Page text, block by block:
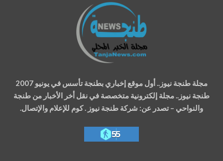
مجلة طنجة نيوز.. أول موقع إخباري بطنجة تأسس في يونيو 2007
طنجة نيوز.. مجلة إلكترونية متخصصة في نقل أخر الأخبار من طنجة
والنواحي – تصدر عن: شركة طنجة نيوز . كوم للإعلام والإتصال.
55